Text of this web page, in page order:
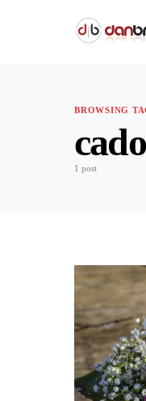
BROWSING
1 post